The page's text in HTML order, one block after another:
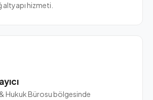
hizmeti.
Hukuk Bürosu bölgesinde